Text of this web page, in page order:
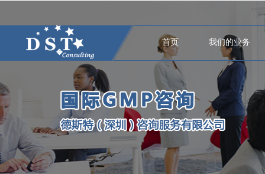
首页 我们的业务